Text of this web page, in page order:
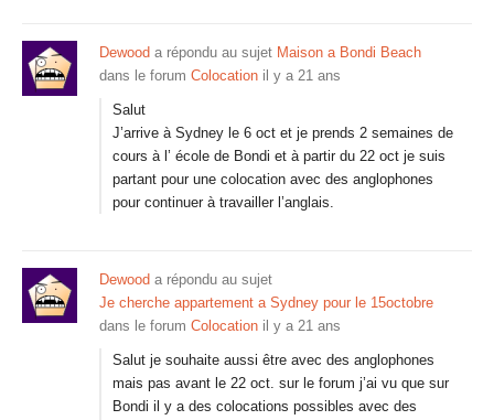
Dewood a répondu au sujet Maison a Bondi Beach
dans le forum Colocation il y a 21 ans
Salut
J’arrive à Sydney le 6 oct et je prends 2 semaines de
cours à l’ école de Bondi et à partir du 22 oct je suis
partant pour une colocation avec des anglophones
pour continuer à travailler l’anglais.
Dewood a répondu au sujet
Je cherche appartement a Sydney pour le 15octobre
dans le forum Colocation il y a 21 ans
Salut je souhaite aussi être avec des anglophones
mais pas avant le 22 oct. sur le forum j’ai vu que sur
Bondi il y a des colocations possibles avec des